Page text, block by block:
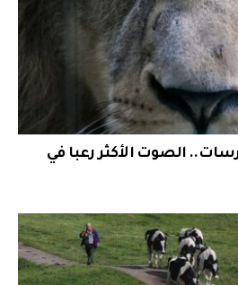
الصوت الأكثر رعبا في